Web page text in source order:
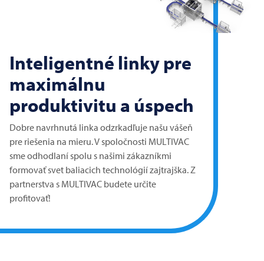
Inteligentné linky pre
maximálnu
produktivitu a úspech
Dobre navrhnutá linka odzrkadľuje našu vášeň
pre riešenia na mieru. V spoločnosti MULTIVAC
sme odhodlaní spolu s našimi zákazníkmi
formovať svet baliacich technológií zajtrajška. Z
partnerstva s MULTIVAC budete určite
profitovať!